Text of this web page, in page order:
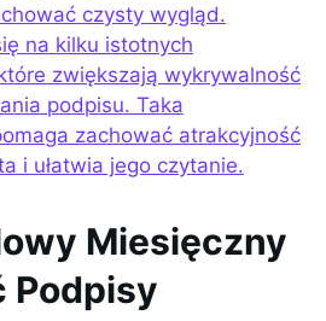
czysty wygląd.
na kilku istotnych
zwiększają wykrywalność
podpisu. Taka
zachować atrakcyjność
i ułatwia jego czytanie.
Miesięczny
Podpisy